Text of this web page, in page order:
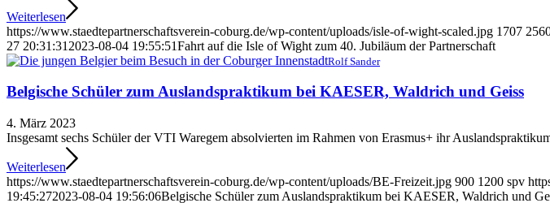
Weiterlesen
https://www.staedtepartnerschaftsverein-coburg.de/wp-content/uploads/isle-of-wight-scaled.jpg 1707
27 20:31:31 2023-08-04 19:55:51Fahrt auf die Isle of Wight zum 40. Jubiläum der Partnerschaft
Rolf Sander
Belgische Schüler zum Auslandspraktikum bei KAESER, Waldrich und Geiss
4. März 2023
Insgesamt sechs Schüler der VTI Waregem absolvierten im Rahmen von Erasmus+ ihr
Weiterlesen
https://www.staedtepartnerschaftsverein-coburg.de/wp-content/uploads/BE-Freizeit.jpg 900 1200 spv
19:45:272023-08-04 19:56:06Belgische Schüler zum Auslandspraktikum bei KAESER, Waldrich und